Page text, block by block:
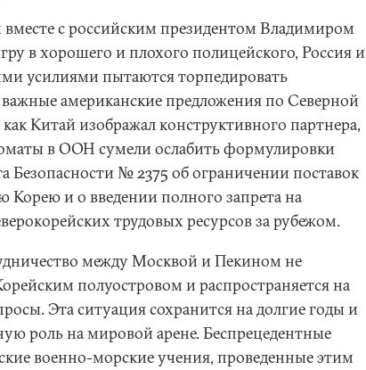
с российским президентом Владимиром
в хорошего и плохого полицейского, Россия и
усилиями пытаются торпедировать
американские предложения по Северной
Китай изображал конструктивного партнера,
в ООН сумели ослабить формулировки
Безопасности № 2375 об ограничении поставок
Корею и о введении полного запрета на
трудовых ресурсов за рубежом.
между Москвой и Пекином не
полуостровом и распространяется на
Эта ситуация сохранится на долгие годы и
роль на мировой арене. Беспрецедентные
военно-морские учения, проведенные этим